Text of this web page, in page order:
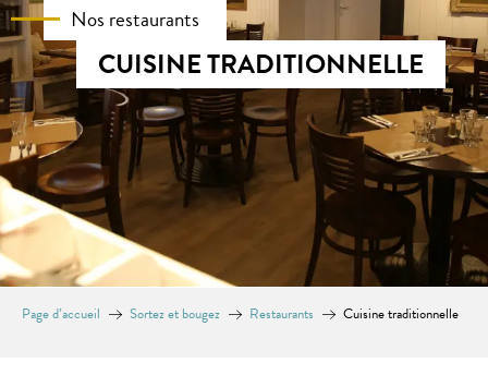
Nos restaurants
CUISINE TRADITIONNELLE
Page d’accueil Sortez et bougez Restaurants Cuisine traditionnelle